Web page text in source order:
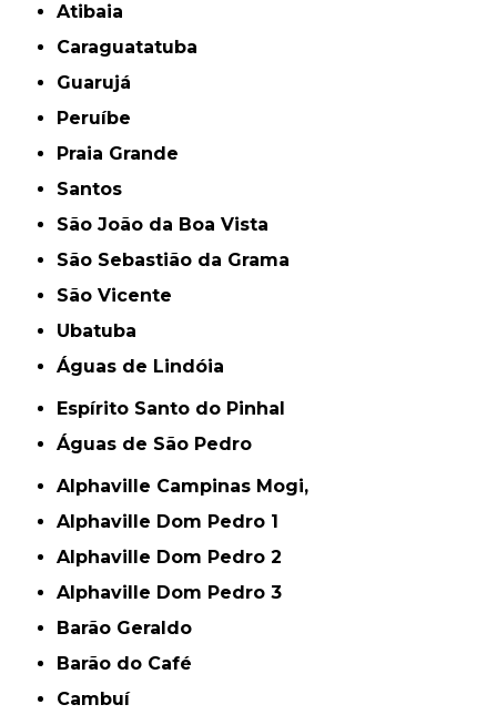
Atibaia
Caraguatatuba
Guarujá
Peruíbe
Praia Grande
Santos
São João da Boa Vista
São Sebastião da Grama
São Vicente
Ubatuba
Águas de Lindóia
Espírito Santo do Pinhal
Águas de São Pedro
Alphaville Campinas Mogi,
Alphaville Dom Pedro 1
Alphaville Dom Pedro 2
Alphaville Dom Pedro 3
Barão Geraldo
Barão do Café
Cambuí